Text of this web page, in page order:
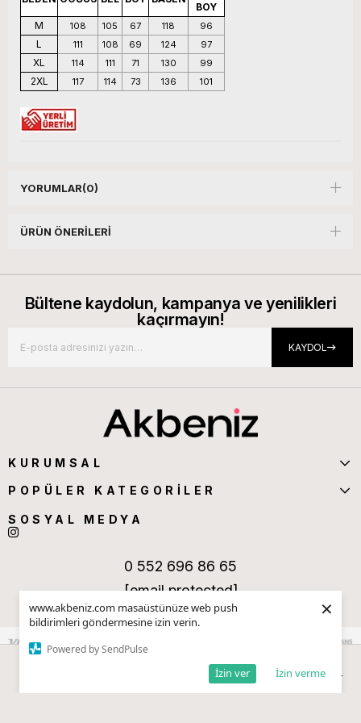
www.akbeniz.com masaüstünüze web push
bildirimleri göndermesine izin verin.
Powered by SendPulse
İzin verme
İzin ver
×
BOY
M
108 105 67 118 96
L 111 108 69 124 97
XL 114 111 71 130 99
2XL 117 114 73 136 101
YORUMLAR(0)
ÜRÜN ÖNERILERI
Bültene kaydolun, kampanya ve yenilikleri
kaçırmayın!
KAYDOL
KURUMSAL
POPÜLER KATEGORİLER
SOSYAL MEDYA
0 552 696 86 65
[email protected]
Favorilerim Kategoriler